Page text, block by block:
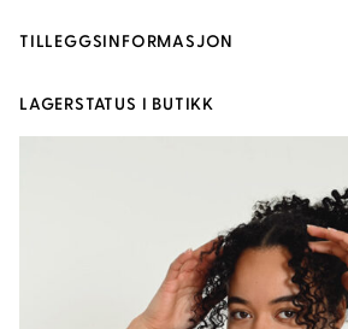
TILLEGGSINFORMASJON
LAGERSTATUS I BUTIKK